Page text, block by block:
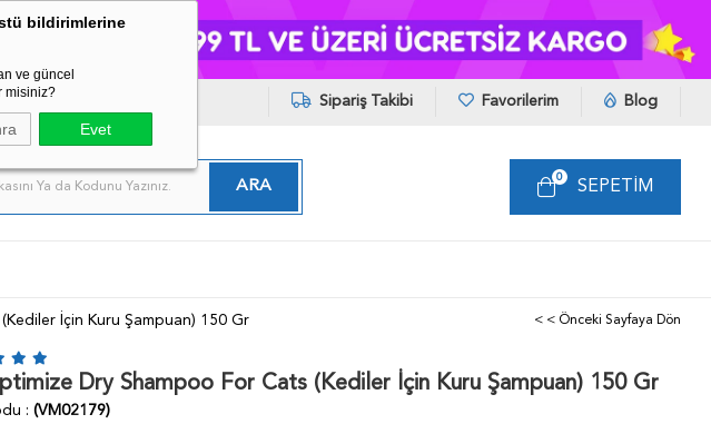
bildirimlerine
ve güncel
misiniz?
Evet
Sipariş Takibi Favorilerim Blog
SEPETIM
0
İçin Kuru Şampuan) 150 Gr < < Önceki Sayfaya Dön
Dry Shampoo For Cats (Kediler İçin Kuru Şampuan) 150 Gr
(VM02179)